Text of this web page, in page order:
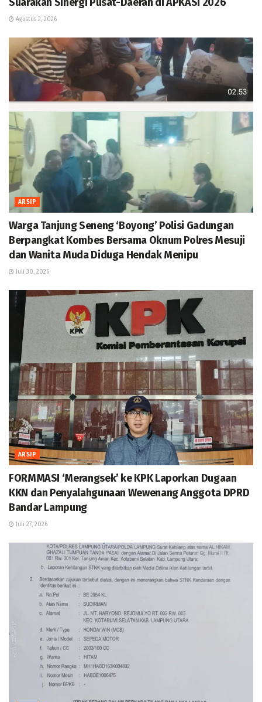
Agustus 2, 2026
ARSIP
Warga Tanjung Seneng ‘Boyong’ Polisi Gadungan
Berpangkat Kombes Bersama Oknum Polres Mesuji
dan Wanita Muda Diduga Hendak Menipu
Juli 30, 2026
ARSIP
FORMMASI ‘Merangsek’ ke KPK Laporkan Dugaan
KKN dan Penyalahgunaan Wewenang Anggota DPRD
Bandar Lampung
Juli 27, 2026